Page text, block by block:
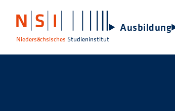
Niedersächsisches Studieninstitut
Ausbildung